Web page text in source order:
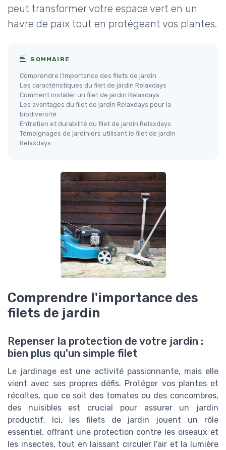
peut transformer votre espace vert en un
havre de paix tout en protégeant vos plantes.
SOMMAIRE
Comprendre l'importance des filets de jardin
Les caractéristiques du filet de jardin Relaxdays
Comment installer un filet de jardin Relaxdays
Les avantages du filet de jardin Relaxdays pour la
biodiversité
Entretien et durabilité du filet de jardin Relaxdays
Témoignages de jardiniers utilisant le filet de jardin
Relaxdays
Comprendre l'importance des
filets de jardin
Repenser la protection de votre jardin :
bien plus qu'un simple filet
Le jardinage est une activité passionnante, mais elle
vient avec ses propres défis. Protéger vos plantes et
récoltes, que ce soit des tomates ou des concombres,
des nuisibles est crucial pour assurer un jardin
productif. Ici, les filets de jardin jouent un rôle
essentiel, offrant une protection contre les oiseaux et
les insectes, tout en laissant circuler l'air et la lumière